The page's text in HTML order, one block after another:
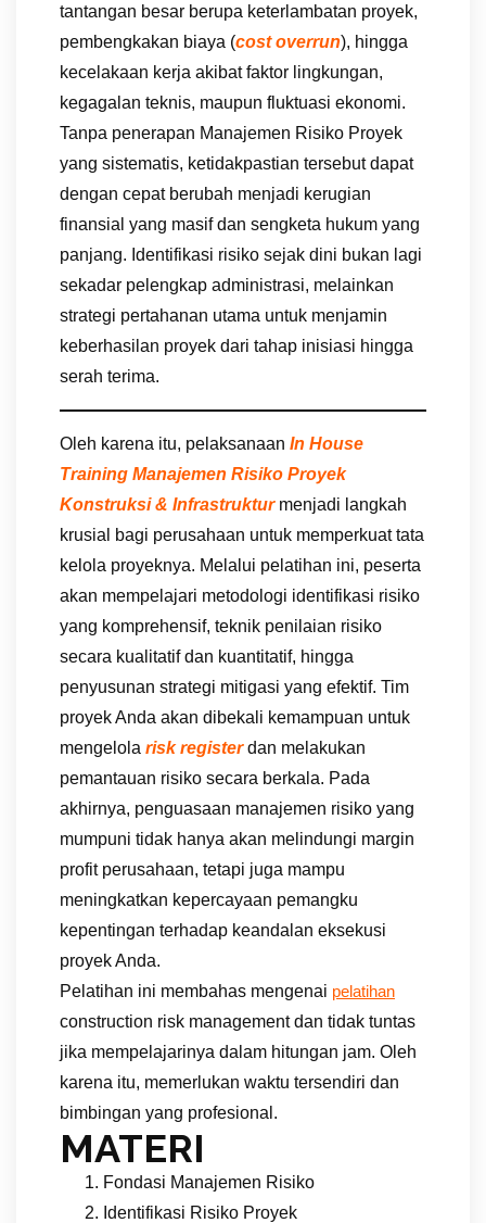
tantangan besar berupa keterlambatan proyek,
pembengkakan biaya (cost overrun), hingga
kecelakaan kerja akibat faktor lingkungan,
kegagalan teknis, maupun fluktuasi ekonomi.
Tanpa penerapan Manajemen Risiko Proyek
yang sistematis, ketidakpastian tersebut dapat
dengan cepat berubah menjadi kerugian
finansial yang masif dan sengketa hukum yang
panjang. Identifikasi risiko sejak dini bukan lagi
sekadar pelengkap administrasi, melainkan
strategi pertahanan utama untuk menjamin
keberhasilan proyek dari tahap inisiasi hingga
serah terima.
Oleh karena itu, pelaksanaan In House
Training Manajemen Risiko Proyek
Konstruksi & Infrastrukturmenjadi langkah
krusial bagi perusahaan untuk memperkuat tata
kelola proyeknya. Melalui pelatihan ini, peserta
akan mempelajari metodologi identifikasi risiko
yang komprehensif, teknik penilaian risiko
secara kualitatif dan kuantitatif, hingga
penyusunan strategi mitigasi yang efektif. Tim
proyek Anda akan dibekali kemampuan untuk
mengelola risk registerdan melakukan
pemantauan risiko secara berkala. Pada
akhirnya, penguasaan manajemen risiko yang
mumpuni tidak hanya akan melindungi margin
profit perusahaan, tetapi juga mampu
meningkatkan kepercayaan pemangku
kepentingan terhadap keandalan eksekusi
proyek Anda.
Pelatihan ini membahas mengenai pelatihan
construction risk management dan tidak tuntas
jika mempelajarinya dalam hitungan jam. Oleh
karena itu, memerlukan waktu tersendiri dan
bimbingan yang profesional.
MATERI
Fondasi Manajemen Risiko
Identifikasi Risiko Proyek